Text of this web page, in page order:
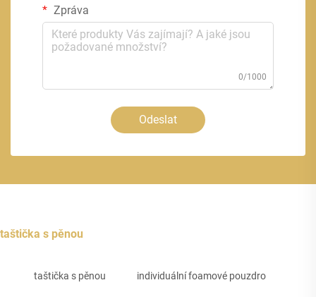
Zpráva
0/1000
Odeslat
taštička s pěnou
taštička s pěnou individuální foamové pouzdro